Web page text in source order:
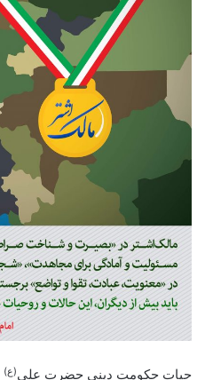
حیات حکومت دینی حضرت علی(ع)